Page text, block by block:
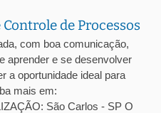
de Processos
com boa comunicação,
aprender e se desenvolver
a oportunidade ideal para
mais em:
São Carlos - SP O